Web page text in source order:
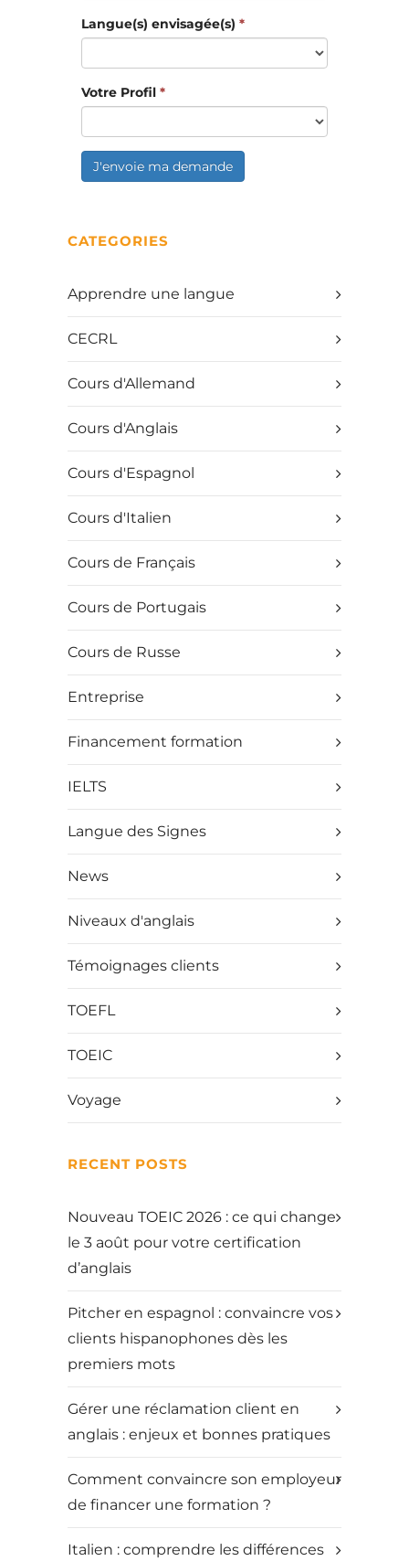
Langue(s) envisagée(s) *
Votre Profil *
J'envoie ma demande
CATEGORIES
Apprendre une langue
CECRL
Cours d'Allemand
Cours d'Anglais
Cours d'Espagnol
Cours d'Italien
Cours de Français
Cours de Portugais
Cours de Russe
Entreprise
Financement formation
IELTS
Langue des Signes
News
Niveaux d'anglais
Témoignages clients
TOEFL
TOEIC
Voyage
RECENT POSTS
Nouveau TOEIC 2026 : ce qui change
le 3 août pour votre certification
d’anglais
Pitcher en espagnol : convaincre vos
clients hispanophones dès les
premiers mots
Gérer une réclamation client en
anglais : enjeux et bonnes pratiques
Comment convaincre son employeur
de financer une formation ?
Italien : comprendre les différences